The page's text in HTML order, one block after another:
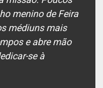
menino de Feira
médiuns mais
e abre mão
se à